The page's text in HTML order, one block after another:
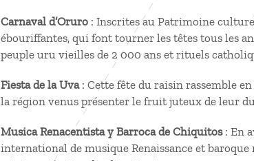
Carnaval d’Oruro : Inscrites au Patrimoine
ébouriffantes, qui font tourner les têtes tous les
peuple uru vieilles de 2 000 ans et rituels
Fiesta de la Uva: Cette fête du raisin rassemble
la région venus présenter le fruit juteux de leur
Musica Renacentista y Barroca de Chiquitos: En
international de musique Renaissance et